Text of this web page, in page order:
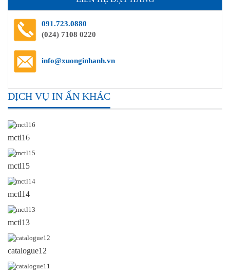
091.723.0880
(024) 7108 0220
info@xuonginhanh.vn
DỊCH VỤ IN ẤN KHÁC
mctl16
mctl15
mctl14
mctl13
catalogue12